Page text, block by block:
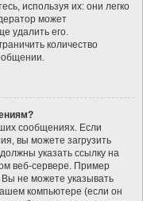
используя их: они легко
может
удалить его.
количество
сообщениях. Если
вы можете загрузить
указать ссылку на
веб-сервере. Пример
не можете указывать
компьютере (если он